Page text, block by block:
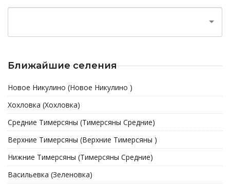
Ближайшие селения
Новое Никулино (Новое Никулино )
Хохловка (Хохловка)
Средние Тимерсяны (Тимерсяны Средние)
Верхние Тимерсяны (Верхние Тимерсяны )
Нижние Тимерсяны (Тимерсяны Средние)
Васильевка (Зеленовка)